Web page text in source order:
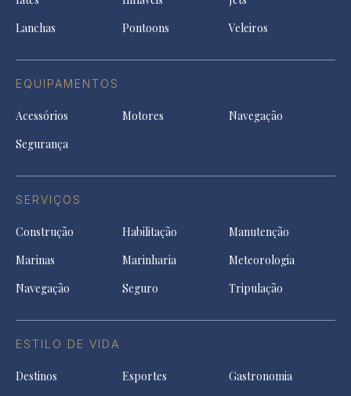
Lanchas
Pontoons Veleiros
EQUIPAMENTOS
Acessórios Motores
Navegação
Segurança
SERVIÇOS
Construção Habilitação
Manutenção
Marinas
Marinharia
Meteorologia
Navegação
Seguro Tripulação
ESTILO DE VIDA
Destinos Esportes
Gastronomia